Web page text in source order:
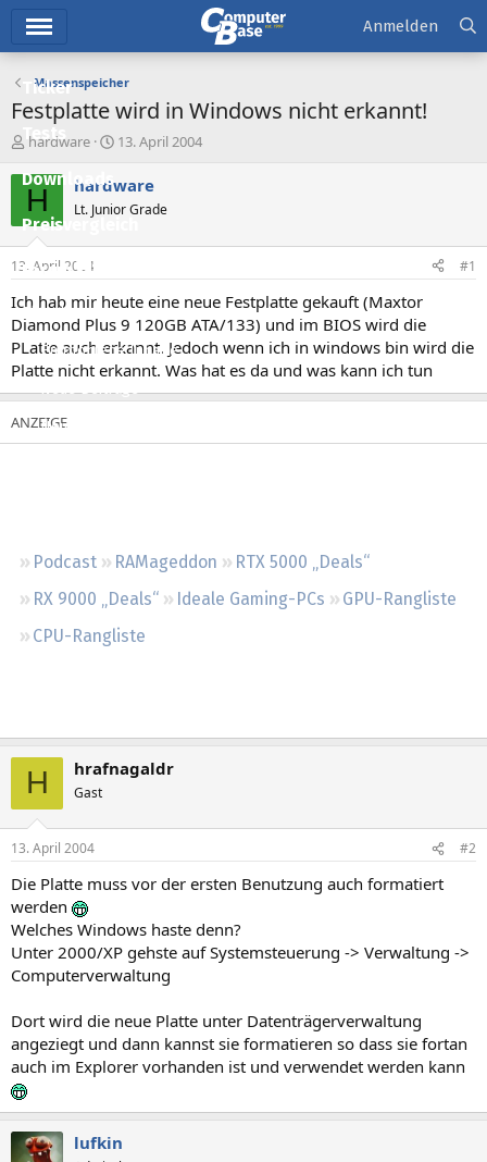
Ticker
Tests
Downloads
Preisvergleich
Forum
Aktuelles
Empfohlene Inhalte
Neue Beiträge
Neueste Aktivitäten
Podcast RAMageddon
RTX 5000 „Deals“
RX 9000 „Deals“
Ideale Gaming-PCs
GPU-Rangliste
CPU-Rangliste
Anmelden
Massenspeicher
Festplatte wird in Windows nicht erkannt!
E
s
t
e
e
r
hardware
E
s
e
t
a
m
13. April 2004
H hardware
Lt. Junior Grade
13. April 2004 #1
Ich hab mir heute eine neue Festplatte gekauft (Maxtor
Diamond Plus 9 120GB ATA/133) und im BIOS wird die
PLatte auch erkannt. Jedoch wenn ich in windows bin wird die
Platte nicht erkannt. Was hat es da und was kann ich tun
H hrafnagaldr
Gast
13. April 2004 #2
Die Platte muss vor der ersten Benutzung auch formatiert
werden
Welches Windows haste denn?
Unter 2000/XP gehste auf Systemsteuerung -> Verwaltung ->
Computerverwaltung
Dort wird die neue Platte unter Datenträgerverwaltung
angeziegt und dann kannst sie formatieren so dass sie fortan
auch im Explorer vorhanden ist und verwendet werden kann
lufkin